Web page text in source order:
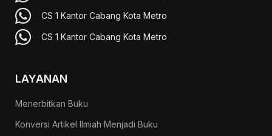
CS 1 Kantor Cabang Kota Metro
CS 1 Kantor Cabang Kota Metro
LAYANAN
Menerbitkan Buku
Konversi Artikel Ilmiah Menjadi Buku